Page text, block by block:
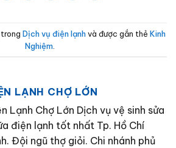
Dịch vụ điện lạnhvà được gắn thẻ Kinh
Nghiệm.
LẠNH CHỢ LỚN
Lạnh Chợ Lớn Dịch vụ vệ sinh sửa
điện lạnh tốt nhất Tp. Hồ Chí
Đội ngũ thợ giỏi. Chi nhánh phủ